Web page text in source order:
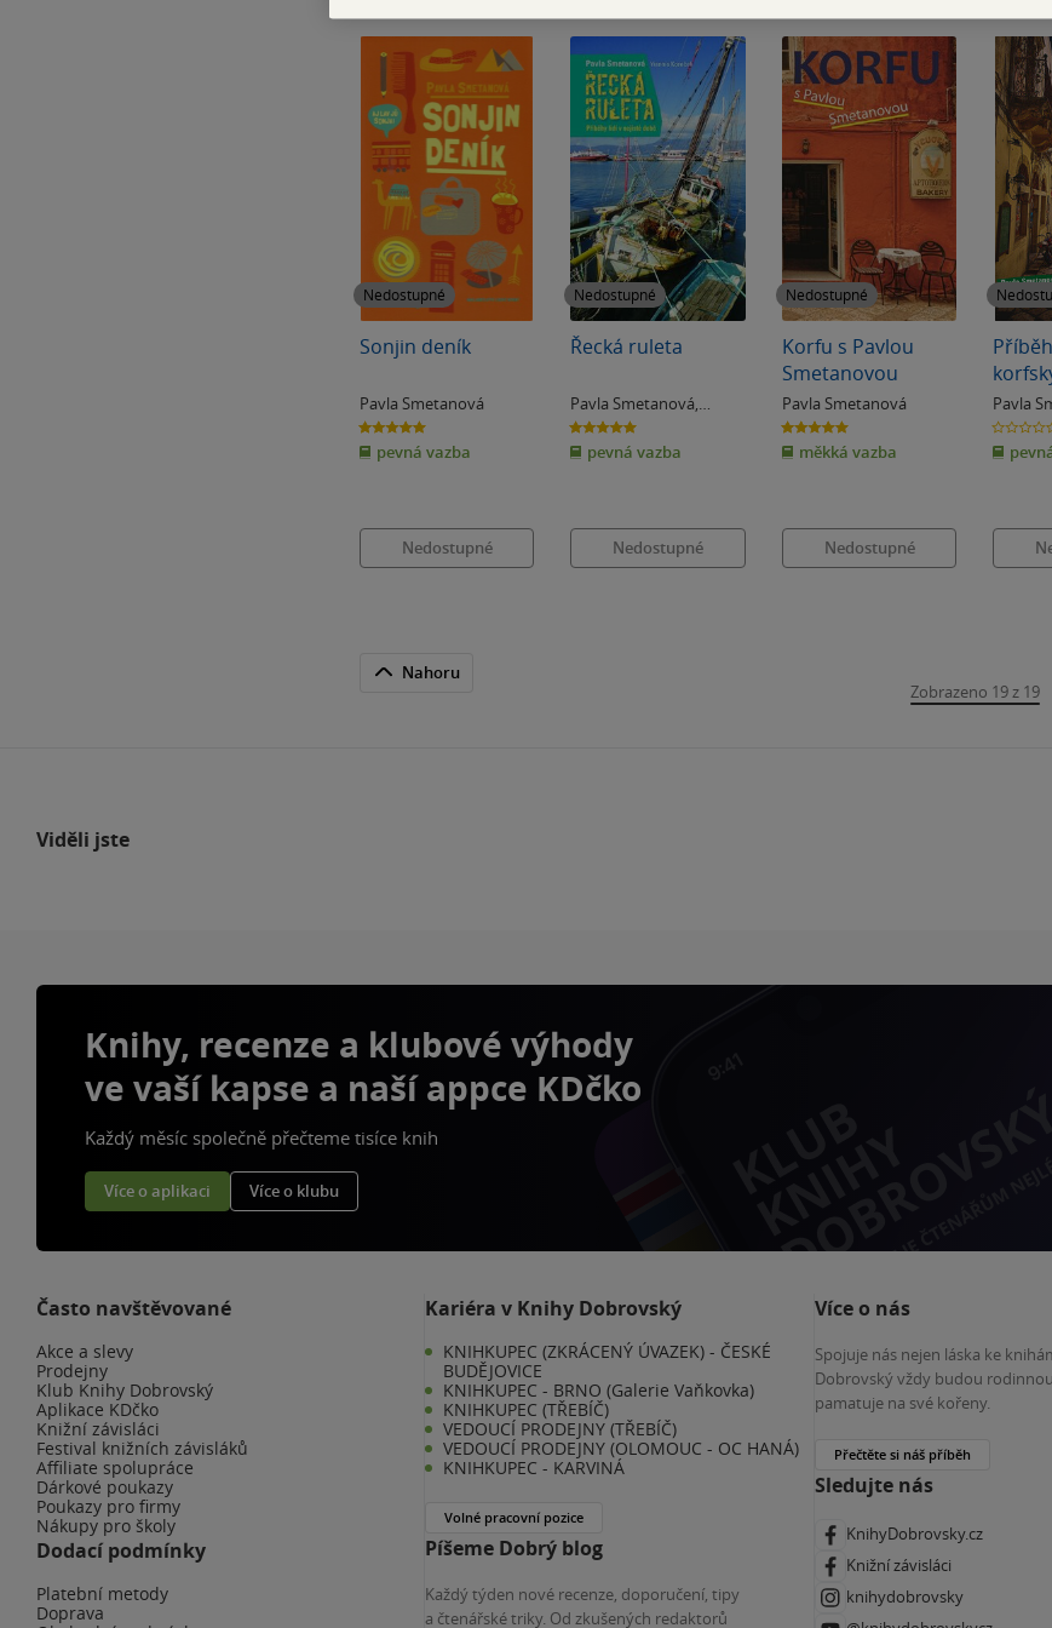
Nedostupné
Sonjin deník
Pavla Smetanová
5.0
z
5
hvězdiček
pevná vazba
Nedostupné
Nedostupné
Řecká ruleta
Pavla Smetanová
Yiannis Koreček
5.0
z
5
hvězdiček
pevná vazba
Nedostupné
Nedostupné
Korfu s Pavlou
Smetanovou
Pavla Smetanová
5.0
z
5
hvězdiček
měkká vazba
Nedostupné
Pavla
0.0
z
5
hvězdiček
Nahoru
Zobrazeno 19 z 19
Viděli jste
Knihy, recenze a klubové výhody
ve vaší kapse a naší appce KDčko
Každý měsíc společně přečteme tisíce knih
Více o aplikaci Více o klubu
Často navštěvované
Akce a slevy
Prodejny
Klub Knihy Dobrovský
Aplikace KDčko
Knižní závisláci
Festival knižních závisláků
Affiliate spolupráce
Dárkové poukazy
Poukazy pro firmy
Nákupy pro školy
Dodací podmínky
Platební metody
Doprava
Kariéra v Knihy Dobrovský
KNIHKUPEC (ZKRÁCENÝ ÚVAZEK) - ČESKÉ
BUDĚJOVICE
KNIHKUPEC - BRNO (Galerie Vaňkovka)
KNIHKUPEC (TŘEBÍČ)
VEDOUCÍ PRODEJNY (TŘEBÍČ)
VEDOUCÍ PRODEJNY (OLOMOUC - OC HANÁ)
KNIHKUPEC - KARVINÁ
Volné pracovní pozice
Píšeme Dobrý blog
Každý týden nové recenze, doporučení, tipy
a čtenářské triky. Od zkušených redaktorů
Více o nás
Spojuje nás nejen láska ke
Dobrovský vždy budou
pamatuje na své kořeny.
Přečtěte si náš příběh
Sledujte nás
KnihyDobrovsky.cz
Knižní závisláci
knihydobrovsky